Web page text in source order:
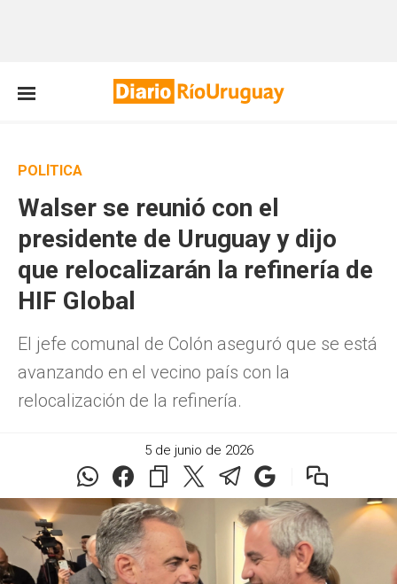
POLÍTICA
Walser se reunió con el
presidente de Uruguay y dijo
que relocalizarán la refinería de
HIF Global
El jefe comunal de Colón aseguró que se está
avanzando en el vecino país con la
relocalización de la refinería.
5 de junio de 2026